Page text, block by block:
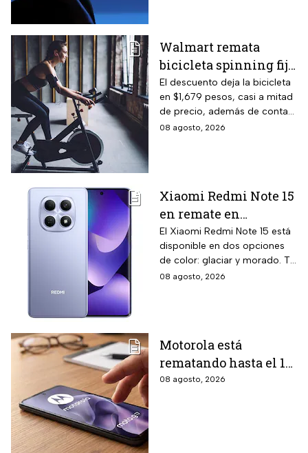
Walmart remata
bicicleta spinning fija
con monitoreo de
velocidad, calorías y
pulso, ideal para hacer
cardio en casa
El descuento deja la bicicleta
en $1,679 pesos, casi a mitad
de precio, además de contar
el beneficio de meses sin
08 agosto, 2026
Xiaomi Redmi Note 15
en remate en
Liverpool: 256 GB de
almacenamiento,
cámara de 108 MP y
carga rápida
El Xiaomi Redmi Note 15 está
disponible en dos opciones
de color: glaciar y morado. Te
contamos todos los detalles
08 agosto, 2026
Motorola está
rematando hasta el 19
de agosto el celular
08 agosto, 2026